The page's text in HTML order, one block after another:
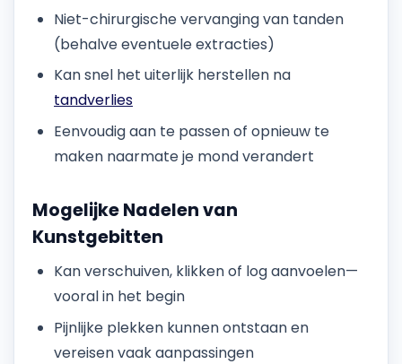
Niet-chirurgische vervanging van tanden
(behalve eventuele extracties)
Kan snel het uiterlijk herstellen na
tandverlies
Eenvoudig aan te passen of opnieuw te
maken naarmate je mond verandert
Mogelijke Nadelen van
Kunstgebitten
Kan verschuiven, klikken of log aanvoelen—
vooral in het begin
Pijnlijke plekken kunnen ontstaan en
vereisen vaak aanpassingen